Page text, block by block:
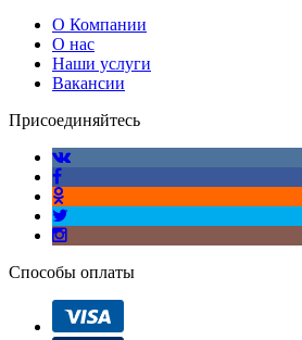
О Компании
О нас
Наши услуги
Вакансии
Присоединяйтесь
Способы оплаты